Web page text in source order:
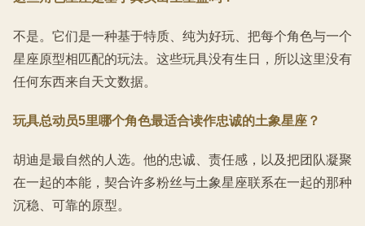
不是。它们是一种基于特质、纯为好玩、把每个角色与一个
星座原型相匹配的玩法。这些玩具没有生日，所以这里没有
任何东西来自天文数据。
玩具总动员5里哪个角色最适合读作忠诚的土象星座？
胡迪是最自然的人选。他的忠诚、责任感，以及把团队凝聚
在一起的本能，契合许多粉丝与土象星座联系在一起的那种
沉稳、可靠的原型。